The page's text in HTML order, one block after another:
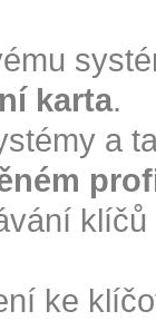
karta.
a
ke